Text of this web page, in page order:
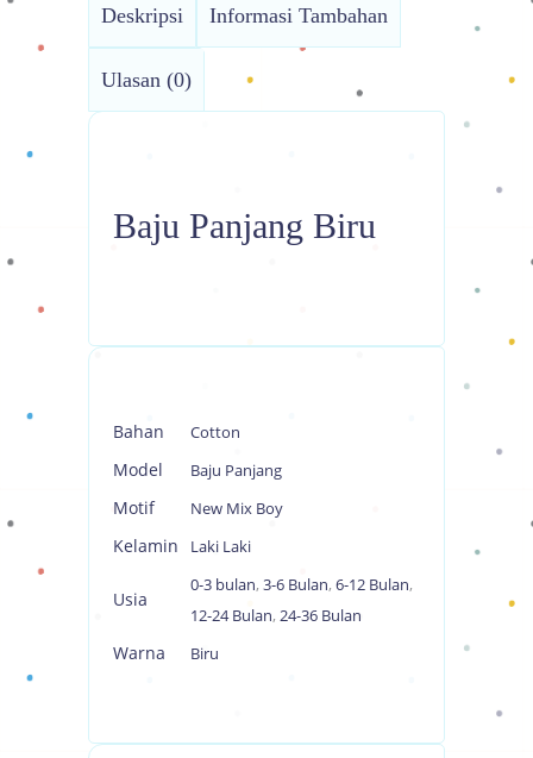
Deskripsi Informasi Tambahan
Ulasan (0)
Baju Panjang Biru
Bahan Cotton
Model Baju Panjang
Motif New Mix Boy
Kelamin Laki Laki
Usia
0-3 bulan, 3-6 Bulan, 6-12 Bulan,
12-24 Bulan, 24-36 Bulan
Warna Biru